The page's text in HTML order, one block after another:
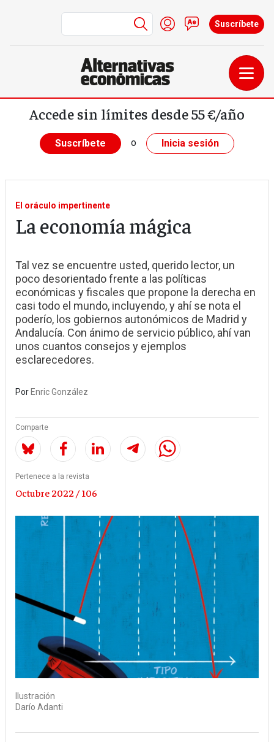
Pasar al contenido principal
Menú de cuenta de
Iniciar sesión
Contacto
Suscríbete
Accede sin límites desde 55 €/año
Suscríbete o Inicia sesión
El oráculo impertinente
La economía mágica
Tal vez se encuentre usted, querido lector, un
poco desorientado frente a las políticas
económicas y fiscales que propone la derecha en
casi todo el mundo, incluyendo, y ahí se nota el
poderío, los gobiernos autonómicos de Madrid y
Andalucía. Con ánimo de servicio público, ahí van
unos cuantos consejos y ejemplos
esclarecedores.
Por Enric González
Comparte
Pertenece a la revista
Octubre 2022 / 106
Ilustración
Darío Adanti